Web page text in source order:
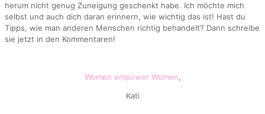
herum nicht genug Zuneigung geschenkt habe. Ich möchte mich
selbst und auch dich daran erinnern, wie wichtig das ist! Hast du
Tipps, wie man anderen Menschen richtig behandelt? Dann schreibe
sie jetzt in den Kommentaren!
Women empower Women,
Kati